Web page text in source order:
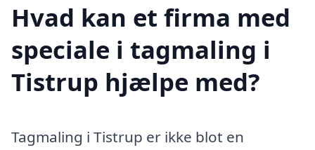
Hvad kan et firma med
speciale i tagmaling i
Tistrup hjælpe med?
Tagmaling i Tistrup er ikke blot en